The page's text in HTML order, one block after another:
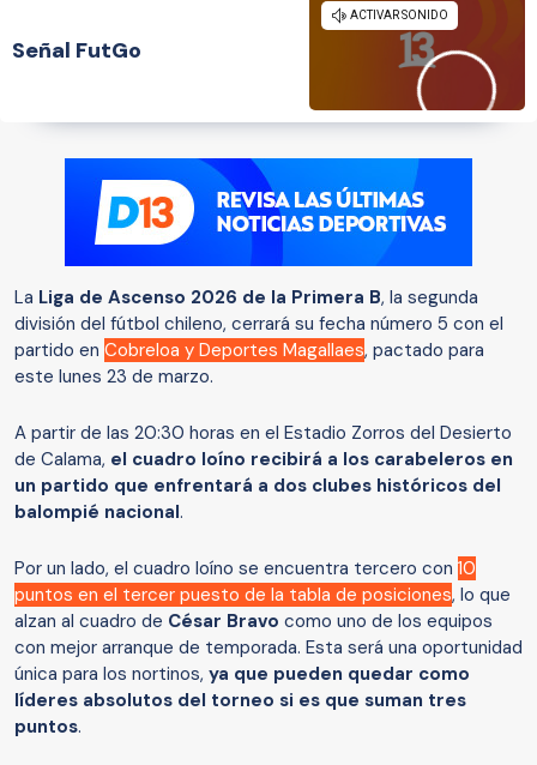
Señal FutGo
La Liga de Ascenso 2026 de la Primera B, la segunda
división del fútbol chileno, cerrará su fecha número 5 con el
partido en Cobreloa y Deportes Magallaes, pactado para
este lunes 23 de marzo.
A partir de las 20:30 horas en el Estadio Zorros del Desierto
de Calama, el cuadro loíno recibirá a los carabeleros en
un partido que enfrentará a dos clubes históricos del
balompié nacional.
Por un lado, el cuadro loíno se encuentra tercero con 10
puntos en el tercer puesto de la tabla de posiciones, lo que
alzan al cuadro de César Bravo como uno de los equipos
con mejor arranque de temporada. Esta será una oportunidad
única para los nortinos, ya que pueden quedar como
líderes absolutos del torneo si es que suman tres
puntos.